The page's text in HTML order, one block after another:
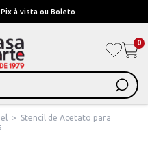
Pix à vista ou Boleto
0
>
Stencil de Acetato para